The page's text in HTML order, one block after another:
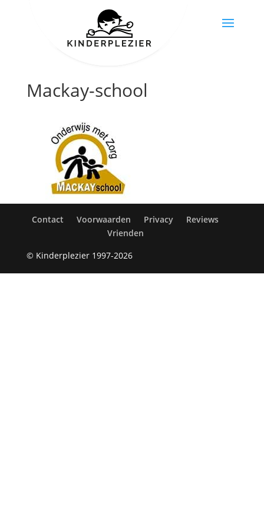
Mackay-school
Contact Voorwaarden Privacy
Reviews
Vrienden
© Kinderplezier 1997-2026